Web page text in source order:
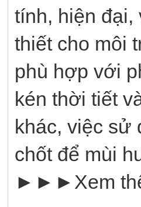
tính, hiện
thiết cho môi
phù hợp với
kén thời tiết
khác, việc sử
chốt để mùi
►►►Xem